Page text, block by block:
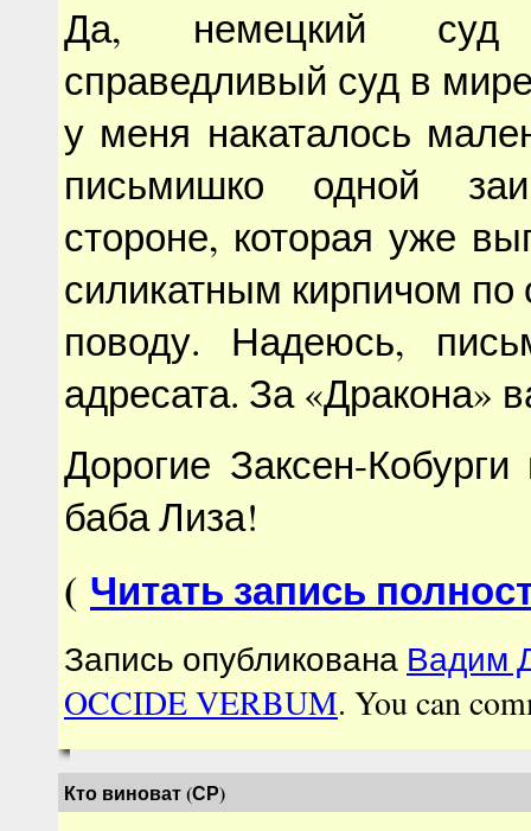
Да, немецкий
справедливый суд в
у меня накаталось
письмишко одной
стороне, которая уже
силикатным кирпичом по
поводу. Надеюсь,
адресата. За «Дракона»
Дорогие Заксен-
баба Лиза!
( Читать запись
Запись опубликована Вадим
OCCIDE VERBUM. You can
Кто виноват (СР)